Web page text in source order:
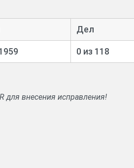
Дел
0 из 118
для внесения исправления!